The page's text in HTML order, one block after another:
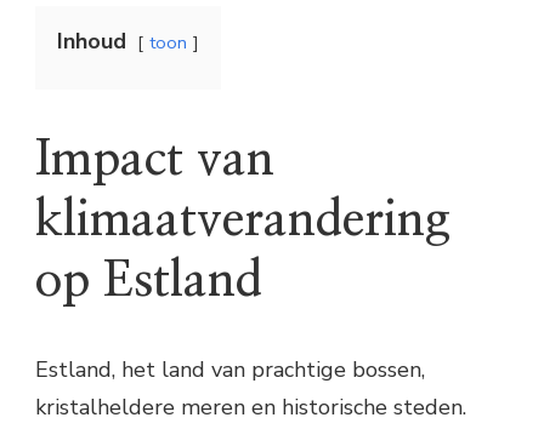
Inhoud toon
Impact van
klimaatverandering
op Estland
Estland, het land van prachtige bossen,
kristalheldere meren en historische steden.